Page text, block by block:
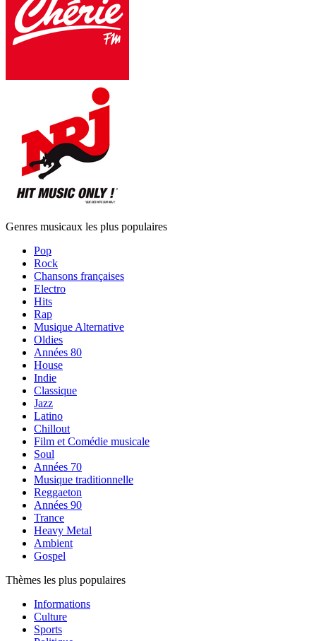
Genres musicaux les plus populaires
Pop
Rock
Chansons françaises
Electro
Hits
Rap
Musique Alternative
Oldies
Années 80
House
Indie
Classique
Jazz
Latino
Chillout
Film et Comédie musicale
Soul
Années 70
Musique traditionnelle
Reggaeton
Années 90
Trance
Heavy Metal
Ambient
Gospel
Thèmes les plus populaires
Informations
Culture
Sports